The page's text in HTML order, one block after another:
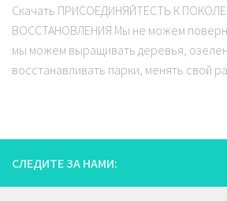
Скачать ПРИСОЕДИНЯЙТЕСТЬ К
ВОССТАНОВЛЕНИЯ Мы не можем
мы можем выращивать деревья,
восстанавливать парки, менять свой
СЛЕДИТЕ ЗА НАМИ: